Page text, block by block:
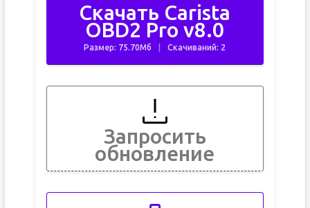
Скачать Carista
OBD2 Pro v8.0
Размер: 75.70Мб Скачиваний: 2
Запросить
обновление